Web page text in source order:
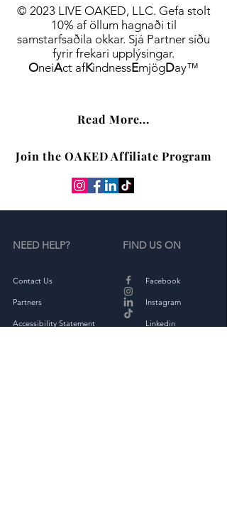
© 2023 LIVE OAKED, LLC. Gefa stolt
10% af öllum hagnaði til
samstarfsaðila okkar. Sjá Partner síðu
fyrir frekari upplýsingar.
OneiAct afKindnessEmjögDay™
Read More...
Join the OAKED Affiliate Program
NEED HELP?
Contact Us
Partners
Accessibility Statement
FIND US ON
Facebook
Instagram
Linkedin